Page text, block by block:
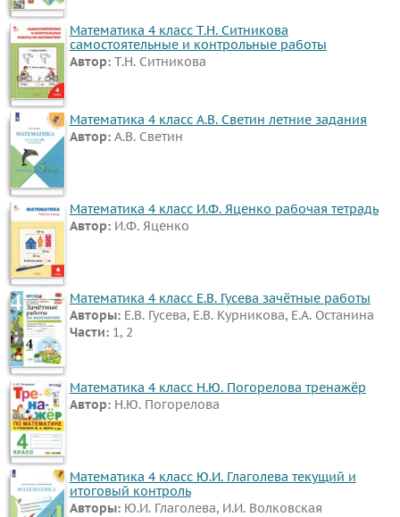
Математика 4 класс Т.Н. Ситникова
самостоятельные и контрольные работы
Автор: Т.Н. Ситникова
Математика 4 класс А.В. Светин летние задания
Автор: А.В. Светин
Математика 4 класс И.Ф. Яценко рабочая тетрадь
Автор: И.Ф. Яценко
Математика 4 класс Е.В. Гусева зачётные работы
Авторы: Е.В. Гусева, Е.В. Курникова, Е.А. Останина
Части: 1, 2
Математика 4 класс Н.Ю. Погорелова тренажёр
Автор: Н.Ю. Погорелова
Математика 4 класс Ю.И. Глаголева текущий и
итоговый контроль
Авторы: Ю.И. Глаголева, И.И. Волковская